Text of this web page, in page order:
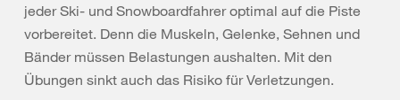
jeder Ski- und Snowboardfahrer optimal auf die Piste
vorbereitet. Denn die Muskeln, Gelenke, Sehnen und
Bänder müssen Belastungen aushalten. Mit den
Übungen sinkt auch das Risiko für Verletzungen.